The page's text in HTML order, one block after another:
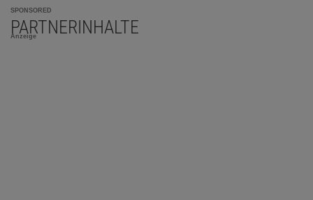
SPONSORED
PARTNERINHALTE
Anzeige